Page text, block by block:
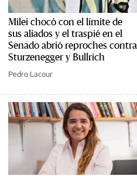
Milei chocó con el límite de
sus aliados y el traspié en el
Senado abrió reproches contra
Sturzenegger y Bullrich
Pedro Lacour